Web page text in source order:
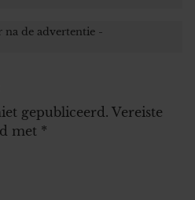
gepubliceerd. Vereiste
met *